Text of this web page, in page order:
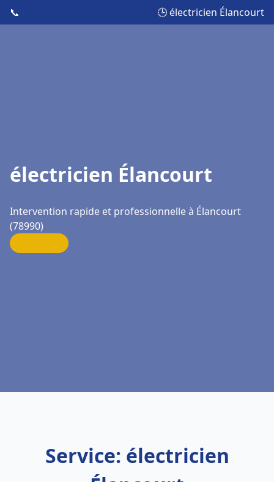
📞 🕒 électricien Élancourt
électricien Élancourt
Intervention rapide et professionnelle à Élancourt
(78990)
Service: électricien